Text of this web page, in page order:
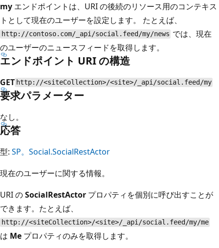
my エンドポイントは、URI の後続のリソース用のコンテキス
トとして現在のユーザーを設定します。 たとえば、
http://contoso.com/_api/social.feed/my/news では、現在
のユーザーのニュースフィードを取得します。
エンドポイント URI の構造
GET http://<siteCollection>/<site>/_api/social.feed/my
要求パラメーター
なし。
応答
型: SP。Social.SocialRestActor
現在のユーザーに関する情報。
URI のSocialRestActor プロパティを個別に呼び出すことが
できます。たとえば、
http://<siteCollection>/<site>/_api/social.feed/my/me
は Me プロパティのみを取得します。